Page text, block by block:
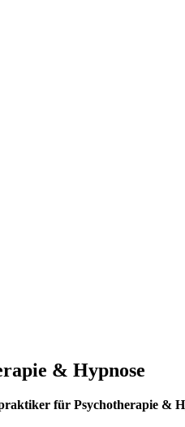
& Hypnose
für Psychotherapie &